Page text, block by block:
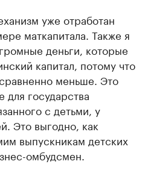
уже отработан
маткапитала. Также я
деньги, которые
капитал, потому что
меньше. Это
для государства
с детьми, у
Это выгодно, как
выпускникам детских
омбудсмен.